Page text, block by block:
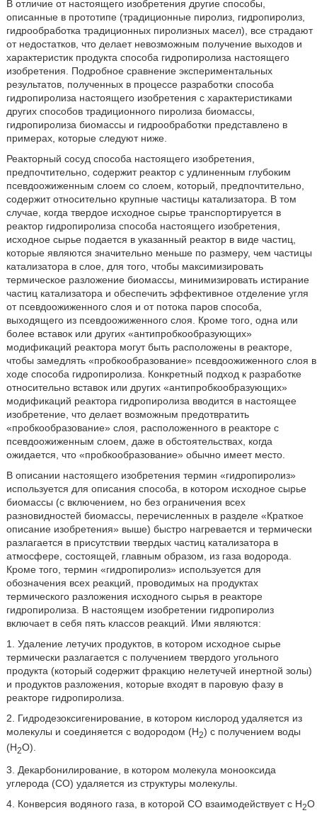
В отличие от настоящего изобретения другие способы,
описанные в прототипе (традиционные пиролиз, гидропиролиз,
гидрообработка традиционных пиролизных масел), все страдают
от недостатков, что делает невозможным получение выходов и
характеристик продукта способа гидропиролиза настоящего
изобретения. Подробное сравнение экспериментальных
результатов, полученных в процессе разработки способа
гидропиролиза настоящего изобретения с характеристиками
других способов традиционного пиролиза биомассы,
гидропиролиза биомассы и гидрообработки представлено в
примерах, которые следуют ниже.
Реакторный сосуд способа настоящего изобретения,
предпочтительно, содержит реактор с удлиненным глубоким
псевдоожиженным слоем со слоем, который, предпочтительно,
содержит относительно крупные частицы катализатора. В том
случае, когда твердое исходное сырье транспортируется в
реактор гидропиролиза способа настоящего изобретения,
исходное сырье подается в указанный реактор в виде частиц,
которые являются значительно меньше по размеру, чем частицы
катализатора в слое, для того, чтобы максимизировать
термическое разложение биомассы, минимизировать истирание
частиц катализатора и обеспечить эффективное отделение угля
от псевдоожиженного слоя и от потока паров способа,
выходящего из псевдоожиженного слоя. Кроме того, одна или
более вставок или других «антипробкообразующих»
модификаций реактора могут быть расположены в реакторе,
чтобы замедлять «пробкообразование» псевдоожиженного слоя в
ходе способа гидропиролиза. Конкретный подход к разработке
относительно вставок или других «антипробкообразующих»
модификаций реактора гидропиролиза вводится в настоящее
изобретение, что делает возможным предотвратить
«пробкообразование» слоя, расположенного в реакторе с
псевдоожиженным слоем, даже в обстоятельствах, когда
ожидается, что «пробкообразование» обычно имеет место.
В описании настоящего изобретения термин «гидропиролиз»
используется для описания способа, в котором исходное сырье
биомассы (с включением, но без ограничения всех
разновидностей биомассы, перечисленных в разделе «Краткое
описание изобретения» выше) быстро нагревается и термически
разлагается в присутствии твердых частиц катализатора в
атмосфере, состоящей, главным образом, из газа водорода.
Кроме того, термин «гидропиролиз» используется для
обозначения всех реакций, проводимых на продуктах
термического разложения исходного сырья в реакторе
гидропиролиза. В настоящем изобретении гидропиролиз
включает в себя пять классов реакций. Ими являются:
1. Удаление летучих продуктов, в котором исходное сырье
термически разлагается с получением твердого угольного
продукта (который содержит фракцию нелетучей инертной золы)
и продуктов разложения, которые входят в паровую фазу в
реакторе гидропиролиза.
2. Гидродезоксигенирование, в котором кислород удаляется из
молекулы и соединяется с водородом (Н2) с получением воды
(Н2О).
3. Декарбонилирование, в котором молекула монооксида
углерода (СО) удаляется из структуры молекулы.
4. Конверсия водяного газа, в которой СО взаимодействует с H2O